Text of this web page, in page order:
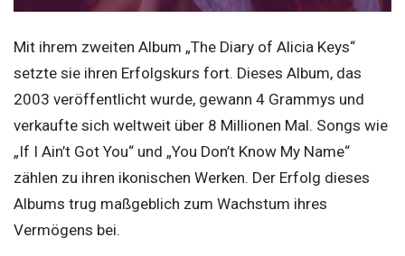
Mit ihrem zweiten Album „The Diary of Alicia Keys“
setzte sie ihren Erfolgskurs fort. Dieses Album, das
2003 veröffentlicht wurde, gewann 4 Grammys und
verkaufte sich weltweit über 8 Millionen Mal. Songs wie
„If I Ain’t Got You“ und „You Don’t Know My Name“
zählen zu ihren ikonischen Werken. Der Erfolg dieses
Albums trug maßgeblich zum Wachstum ihres
Vermögens bei.